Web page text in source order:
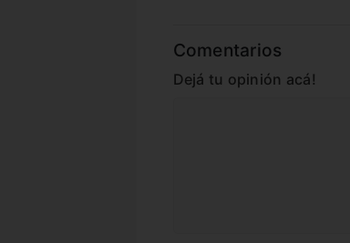
Comentarios
Dejá tu opinión acá!